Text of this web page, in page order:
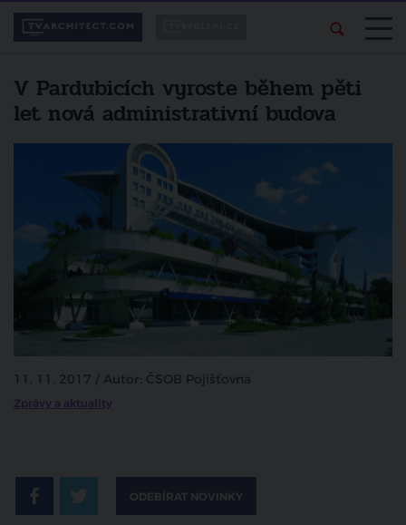
V Pardubicích vyroste během pěti
let nová administrativní budova
11. 11. 2017 / Autor: ČSOB Pojišťovna
Zprávy a aktuality
ODEBÍRAT NOVINKY